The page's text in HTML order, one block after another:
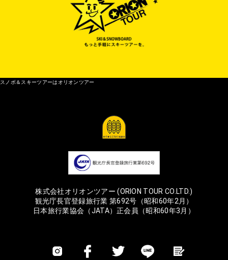
スノボ＆スキーツアーはオリオンツアー
株式会社オリオンツアー (ORION TOUR CO.LTD.)
観光庁長官登録旅行業 第692号（昭和60年2月）
日本旅行業協会（JATA）正会員（昭和60年3月）